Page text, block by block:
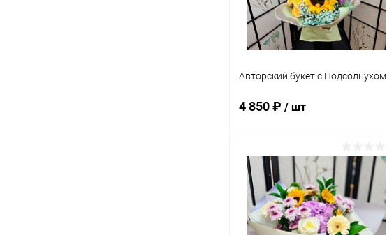
Авторский букет с Подсолнухом
4 850 ₽ / шт
В корзину
Купить в 1 клик Сравнение
В избранное В наличии